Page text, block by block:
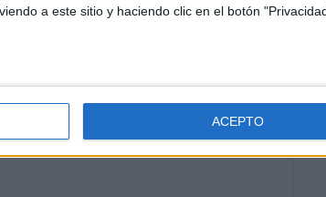
a este sitio y haciendo clic en el botón
ACEPTO